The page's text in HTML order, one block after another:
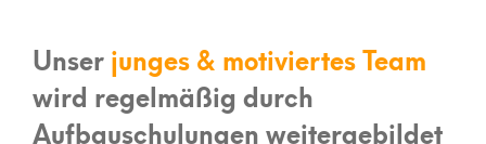
Unserjunges & motiviertes Team
wird regelmäßig durch
Aufbauschulungen weitergebildet